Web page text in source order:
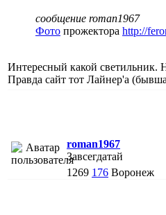
сообщение roman1967
Фото прожектора http://
Интересный какой светильник.
Правда сайт тот Лайнер'а
roman1967
Завсегдатай
1269 176 Воронеж